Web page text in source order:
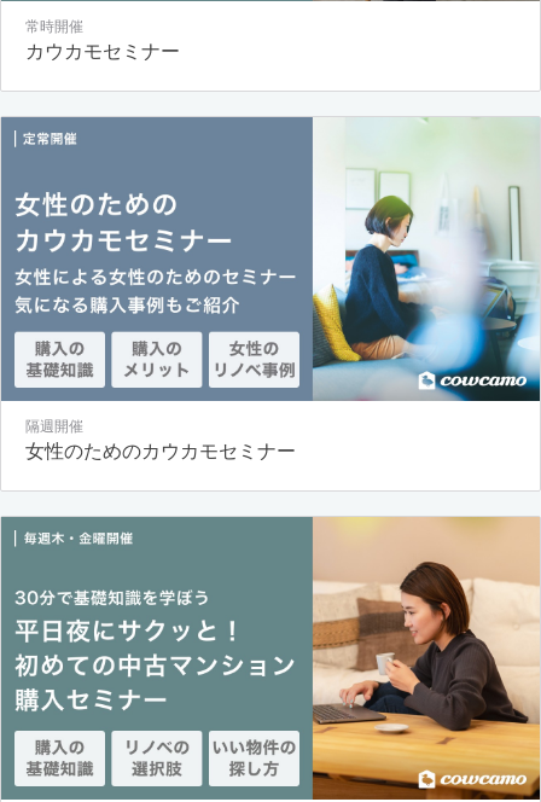
常時開催
カウカモセミナー
隔週開催
女性のためのカウカモセミナー